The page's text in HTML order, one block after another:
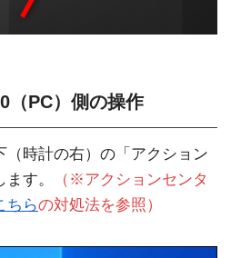
PC）側の操作
（時計の右）の「アクション
す。
（※アクションセンタ
ちらの対処法を参照）